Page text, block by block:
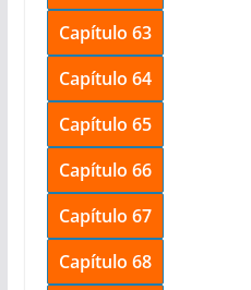
Capítulo 63
Capítulo 64
Capítulo 65
Capítulo 66
Capítulo 67
Capítulo 68